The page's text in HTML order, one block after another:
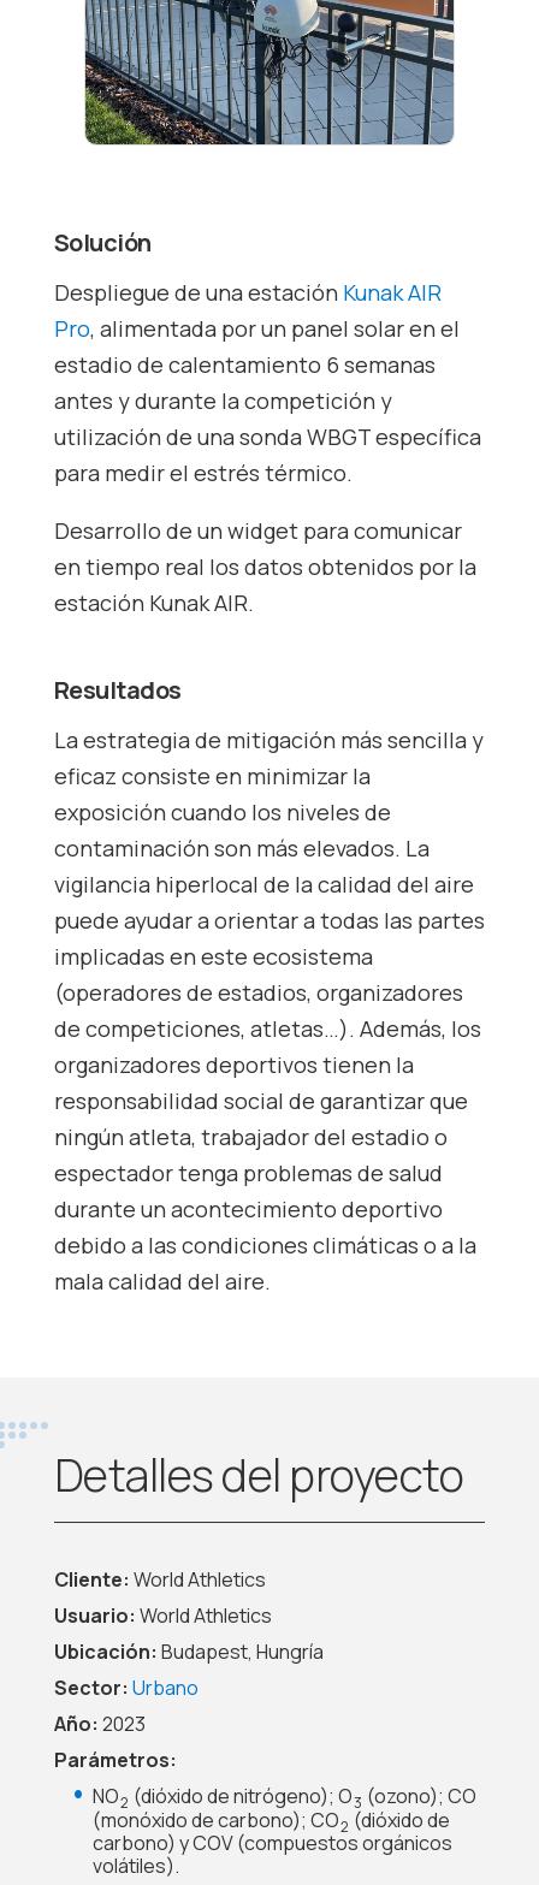
Solución
Despliegue de una estación Kunak AIR
Pro, alimentada por un panel solar en el
estadio de calentamiento 6 semanas
antes y durante la competición y
utilización de una sonda WBGT específica
para medir el estrés térmico.
Desarrollo de un widget para comunicar
en tiempo real los datos obtenidos por la
estación Kunak AIR.
Resultados
La estrategia de mitigación más sencilla y
eficaz consiste en minimizar la
exposición cuando los niveles de
contaminación son más elevados. La
vigilancia hiperlocal de la calidad del aire
puede ayudar a orientar a todas las partes
implicadas en este ecosistema
(operadores de estadios, organizadores
de competiciones, atletas…). Además, los
organizadores deportivos tienen la
responsabilidad social de garantizar que
ningún atleta, trabajador del estadio o
espectador tenga problemas de salud
durante un acontecimiento deportivo
debido a las condiciones climáticas o a la
mala calidad del aire.
Detalles del proyecto
Cliente: World Athletics
Usuario: World Athletics
Ubicación: Budapest, Hungría
Sector: Urbano
Año: 2023
Parámetros:
NO2 (dióxido de nitrógeno); O3 (ozono); CO
(monóxido de carbono); CO2 (dióxido de
carbono) y COV (compuestos orgánicos
volátiles).